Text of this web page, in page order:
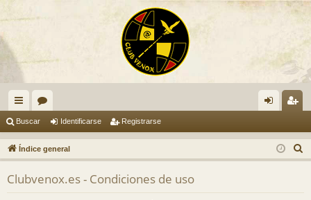
nl
ac
es
rá
or
os nti
fic
ist
ra
Buscar Identificarse Registrarse
Índice general
u
Clubvenox.es - Condiciones de uso